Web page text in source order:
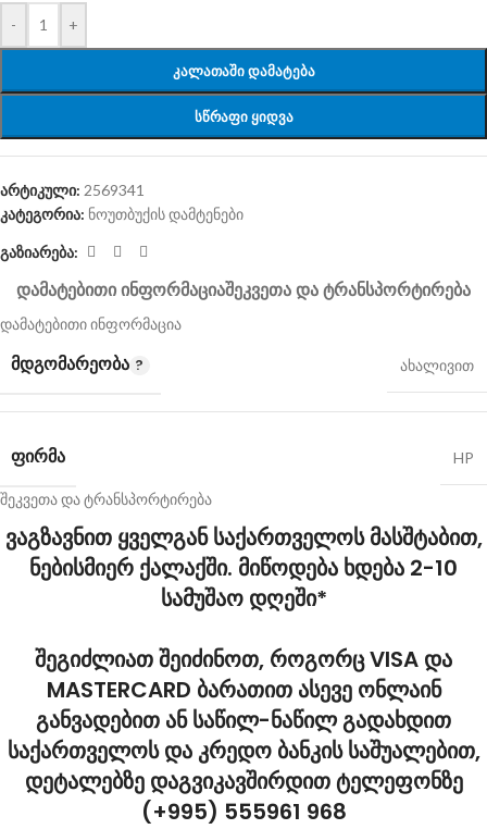
- +
ᲙᲐᲚᲐᲗᲐᲨᲘ ᲓᲐᲛᲐᲢᲔᲑᲐ
ᲡᲬᲠᲐᲤᲘ ᲧᲘᲓᲕᲐ
არტიკული: 2569341
კატეგორია: ნოუთბუქის დამტენები
გაზიარება:
ᲓᲐᲛᲐᲢᲔᲑᲘᲗᲘ ᲘᲜᲤᲝᲠᲛᲐᲪᲘᲐᲨᲔᲙᲕᲔᲗᲐ ᲓᲐ ᲢᲠᲐᲜᲡᲞᲝᲠᲢᲘᲠᲔᲑᲐ
დამატებითი ინფორმაცია
ᲛᲓᲒᲝᲛᲐᲠᲔᲝᲑᲐ ახალივით
ᲤᲘᲠᲛᲐ HP
შეკვეთა და ტრანსპორტირება
ვაგზავნით ყველგან საქართველოს მასშტაბით,
ნებისმიერ ქალაქში. მიწოდება ხდება 2-10
სამუშაო დღეში*
შეგიძლიათ შეიძინოთ, როგორც VISA და
MASTERCARD ბარათით ასევე ონლაინ
განვადებით ან საწილ-ნაწილ გადახდით
საქართველოს და კრედო ბანკის საშუალებით,
დეტალებზე დაგვიკავშირდით ტელეფონზე
(+995) 555961 968